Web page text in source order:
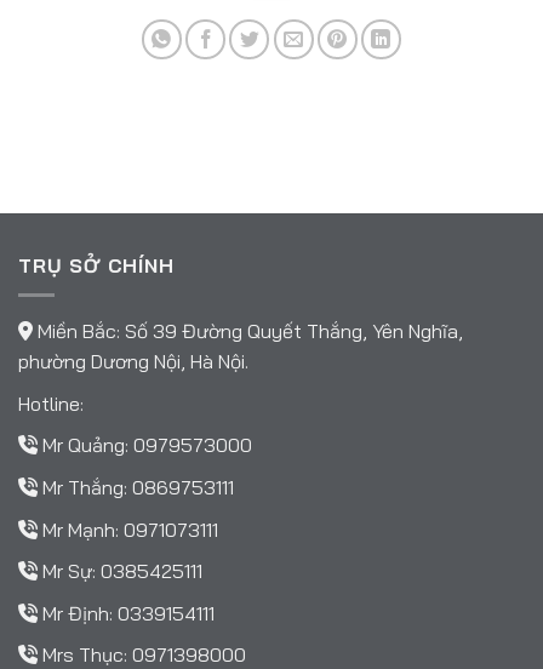
TRỤ SỞ CHÍNH
Miền Bắc: Số 39 Đường Quyết Thắng, Yên Nghĩa,
phường Dương Nội, Hà Nội.
Hotline:
Mr Quảng: 0979573000
Mr Thắng: 0869753111
Mr Mạnh: 0971073111
Mr Sự: 0385425111
Mr Định: 0339154111
Mrs Thục: 0971398000